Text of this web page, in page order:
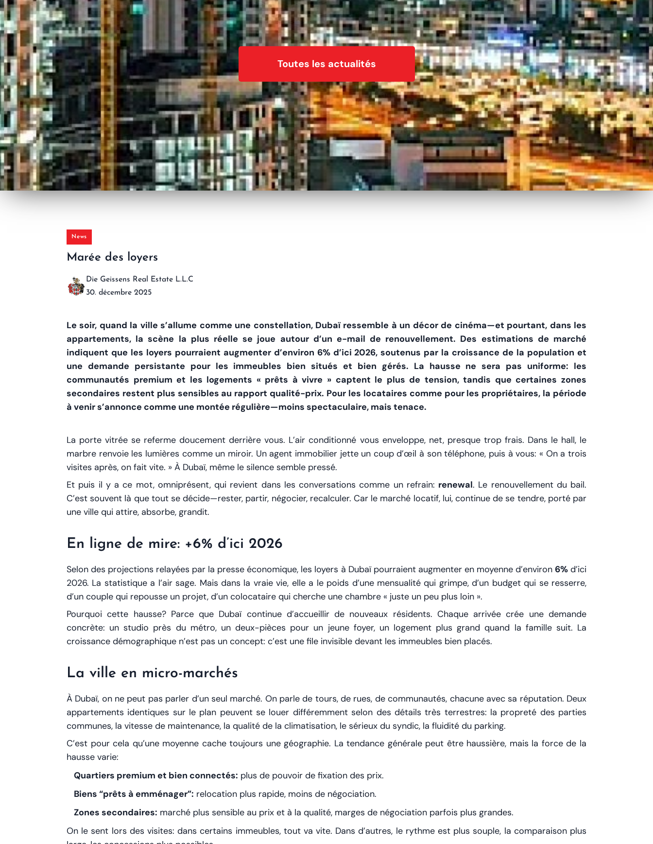
Toutes les actualités
News
Marée des loyers
Die Geissens Real Estate L.L.C
30. décembre 2025
Le soir, quand la ville s’allume comme une constellation, Dubaï ressemble à un décor de cinéma—et pourtant, dans les
appartements, la scène la plus réelle se joue autour d’un e-mail de renouvellement. Des estimations de marché
indiquent que les loyers pourraient augmenter d’environ 6% d’ici 2026, soutenus par la croissance de la population et
une demande persistante pour les immeubles bien situés et bien gérés. La hausse ne sera pas uniforme: les
communautés premium et les logements « prêts à vivre » captent le plus de tension, tandis que certaines zones
secondaires restent plus sensibles au rapport qualité-prix. Pour les locataires comme pour les propriétaires, la période
à venir s’annonce comme une montée régulière—moins spectaculaire, mais tenace.
La porte vitrée se referme doucement derrière vous. L’air conditionné vous enveloppe, net, presque trop frais. Dans le hall, le
marbre renvoie les lumières comme un miroir. Un agent immobilier jette un coup d’œil à son téléphone, puis à vous: « On a trois
visites après, on fait vite. » À Dubaï, même le silence semble pressé.
Et puis il y a ce mot, omniprésent, qui revient dans les conversations comme un refrain: renewal. Le renouvellement du bail.
C’est souvent là que tout se décide—rester, partir, négocier, recalculer. Car le marché locatif, lui, continue de se tendre, porté par
une ville qui attire, absorbe, grandit.
En ligne de mire: +6% d’ici 2026
Selon des projections relayées par la presse économique, les loyers à Dubaï pourraient augmenter en moyenne d’environ 6%d’ici
2026. La statistique a l’air sage. Mais dans la vraie vie, elle a le poids d’une mensualité qui grimpe, d’un budget qui se resserre,
d’un couple qui repousse un projet, d’un colocataire qui cherche une chambre « juste un peu plus loin ».
Pourquoi cette hausse? Parce que Dubaï continue d’accueillir de nouveaux résidents. Chaque arrivée crée une demande
concrète: un studio près du métro, un deux-pièces pour un jeune foyer, un logement plus grand quand la famille suit. La
croissance démographique n’est pas un concept: c’est une file invisible devant les immeubles bien placés.
La ville en micro-marchés
À Dubaï, on ne peut pas parler d’un seul marché. On parle de tours, de rues, de communautés, chacune avec sa réputation. Deux
appartements identiques sur le plan peuvent se louer différemment selon des détails très terrestres: la propreté des parties
communes, la vitesse de maintenance, la qualité de la climatisation, le sérieux du syndic, la fluidité du parking.
C’est pour cela qu’une moyenne cache toujours une géographie. La tendance générale peut être haussière, mais la force de la
hausse varie:
Quartiers premium et bien connectés: plus de pouvoir de fixation des prix.
Biens “prêts à emménager”: relocation plus rapide, moins de négociation.
Zones secondaires: marché plus sensible au prix et à la qualité, marges de négociation parfois plus grandes.
On le sent lors des visites: dans certains immeubles, tout va vite. Dans d’autres, le rythme est plus souple, la comparaison plus